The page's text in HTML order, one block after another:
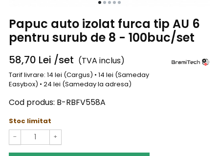
Papuc auto izolat furca tip AU 6
pentru surub de 8 - 100buc/set
58,70 Lei /set (TVA inclus)
Tarif livrare: 14 lei (Cargus) • 14 lei (Sameday
Easybox) • 24 lei (Sameday la adresa)
Cod produs: B-RBFV558A
Stoc limitat
− +